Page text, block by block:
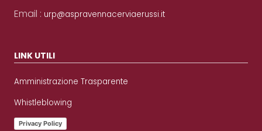
Email : urp@aspravennacerviaerussi.it
LINK UTILI
Amministrazione Trasparente
Whistleblowing
Privacy Policy